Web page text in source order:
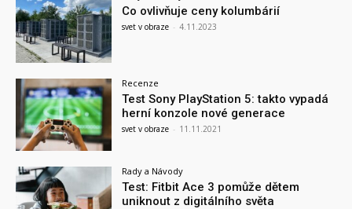
Co ovlivňuje ceny kolumbárií
svet v obraze - 4.11.2023
Recenze
Test Sony PlayStation 5: takto vypadá
herní konzole nové generace
svet v obraze - 11.11.2021
Rady a Návody
Test: Fitbit Ace 3 pomůže dětem
uniknout z digitálního světa